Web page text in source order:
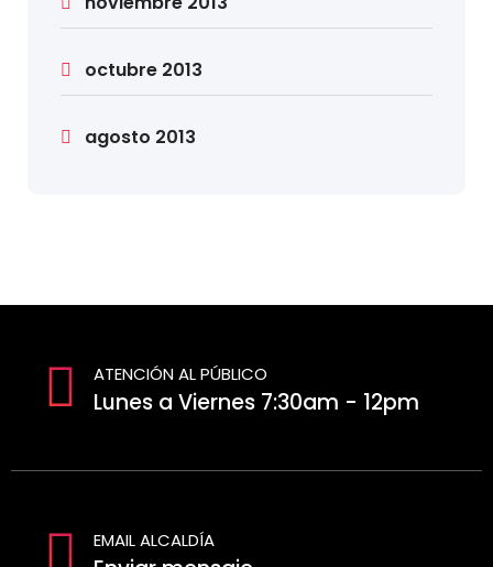
octubre 2013
agosto 2013
ATENCIÓN AL PÚBLICO
Lunes a Viernes 7:30am - 12pm
EMAIL ALCALDÍA